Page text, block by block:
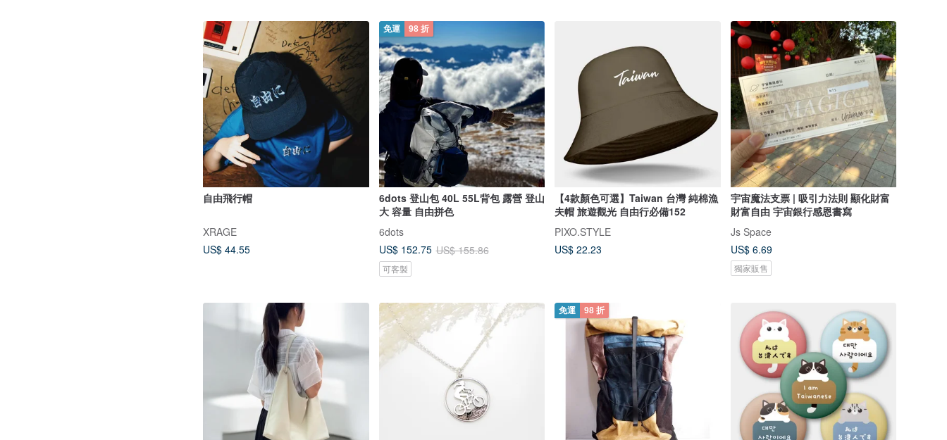
自由飛行帽
XRAGE
US$ 44.55
免運 98 折
6dots 登山包 40L 55L背包 露營 登山
大 容量 自由拼色
6dots
US$ 152.75 US$ 155.86
可客製
【4款顏色可選】Taiwan 台灣 純棉漁
夫帽 旅遊觀光 自由行必備152
PIXO.STYLE
US$ 22.23
宇宙魔法支票 | 吸引力法則 顯化財富
財富自由 宇宙銀行感恩書寫
Js Space
US$ 6.69
獨家販售
免運 98 折